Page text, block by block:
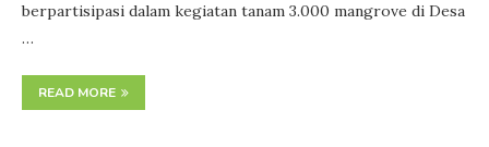
berpartisipasi dalam kegiatan tanam 3.000 mangrove di Desa
…
READ MORE